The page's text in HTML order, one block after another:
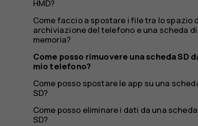
HMD?
Come faccio a spostare i file tra lo spazio
archiviazione del telefono e una scheda di
memoria?
Come posso rimuovere una scheda SD
mio telefono?
Come posso spostare le app su una
SD?
Come posso eliminare i dati da una scheda
SD?